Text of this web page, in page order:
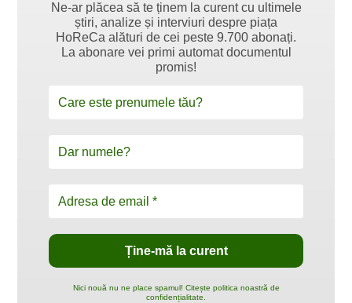
Ne-ar plăcea să te ținem la curent cu ultimele
știri, analize și interviuri despre piața
HoReCa alături de cei peste 9.700 abonați.
La abonare vei primi automat documentul
promis!
Nici nouă nu ne place spamul! Citește politica noastră de
confidențialitate.